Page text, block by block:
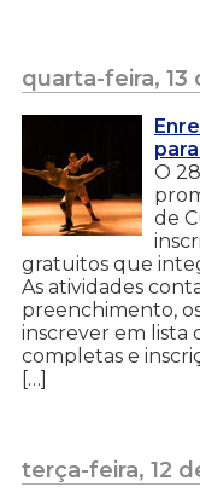
quarta-feira, 13
O
de
gratuitos que
As atividades
preenchimento,
inscrever em lista
completas e
[…]
terça-feira, 12